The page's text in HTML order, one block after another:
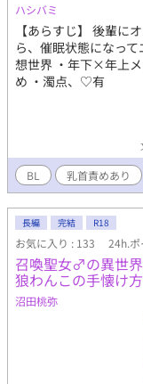
ハシバミ
【あらすじ】 後輩に
ら、催眠状態になっ
想世界 ・年下×年上
め ・濁点、♡有
BL 乳首責めあり
長編 完結 R18
お気に入り : 133 24h.ポ
召喚聖女♂の異世
狼わんこの手懐け
沼田桃弥